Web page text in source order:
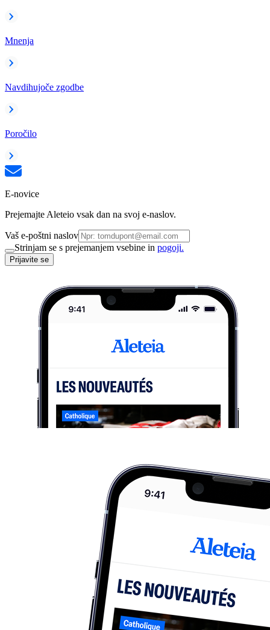
Mnenja
Navdihujoče zgodbe
Poročilo
E-novice
Prejemajte Aleteio vsak dan na svoj e-naslov.
Vaš e-poštni naslov
Strinjam se s prejemanjem vsebine in pogoji.
Prijavite se